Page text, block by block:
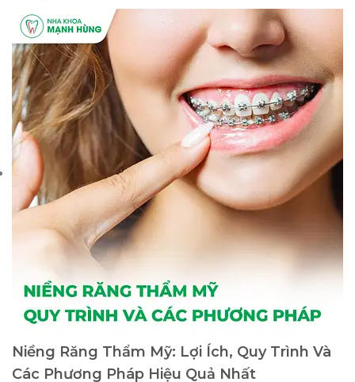
Niềng Răng Thẩm Mỹ: Lợi Ích, Quy Trình Và
Các Phương Pháp Hiệu Quả Nhất